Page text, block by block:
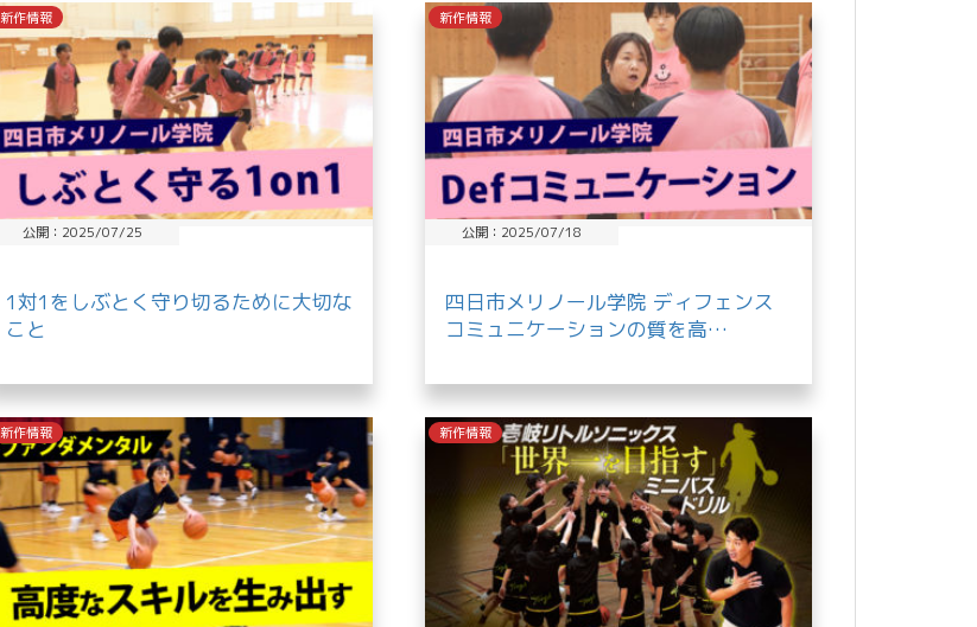
新作情報
公開：2025/07/25
1対1をしぶとく守り切るために大切な
こと
新作情報
公開：2025/07/18
四日市メリノール学院 ディフェンス
コミュニケーションの質を高…
新作情報 新作情報